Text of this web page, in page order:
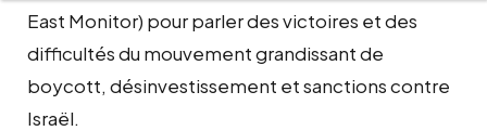
East Monitor) pour parler des victoires et des
difficultés du mouvement grandissant de
boycott, désinvestissement et sanctions contre
Israël.